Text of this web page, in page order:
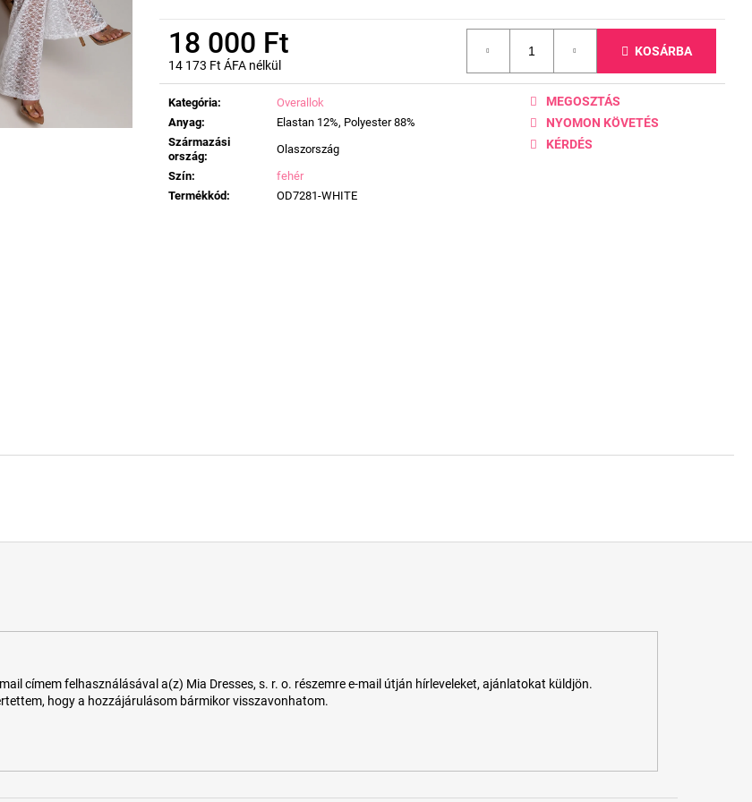
18 000 Ft
14 173 Ft ÁFA nélkül
Egységár:
KOSÁRBA
Kategória:
Overallok
Anyag:
Elastan 12%, Polyester 88%
Származási
ország:
Olaszország
Szín:
fehér
Termékkód: OD7281-WHITE
KÉRDÉS
NYOMON KÖVETÉS
MEGOSZTÁS
címem felhasználásával a(z) Mia Dresses, s. r. o. részemre e-mail útján hírleveleket, ajánlatokat küldjön.
hogy a hozzájárulásom bármikor visszavonhatom.